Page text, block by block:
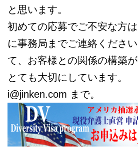
と思います。
初めての応募でご不安な方
に事務局までご連絡くださ
て、お客様との関係の構築が
とても大切にしています。
i@jinken.com まで。